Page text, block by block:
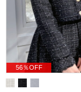
56％OFF